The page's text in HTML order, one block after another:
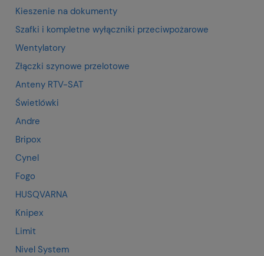
Kieszenie na dokumenty
Szafki i kompletne wyłączniki przeciwpożarowe
Wentylatory
Złączki szynowe przelotowe
Anteny RTV-SAT
Świetlówki
Andre
Bripox
Cynel
Fogo
HUSQVARNA
Knipex
Limit
Nivel System